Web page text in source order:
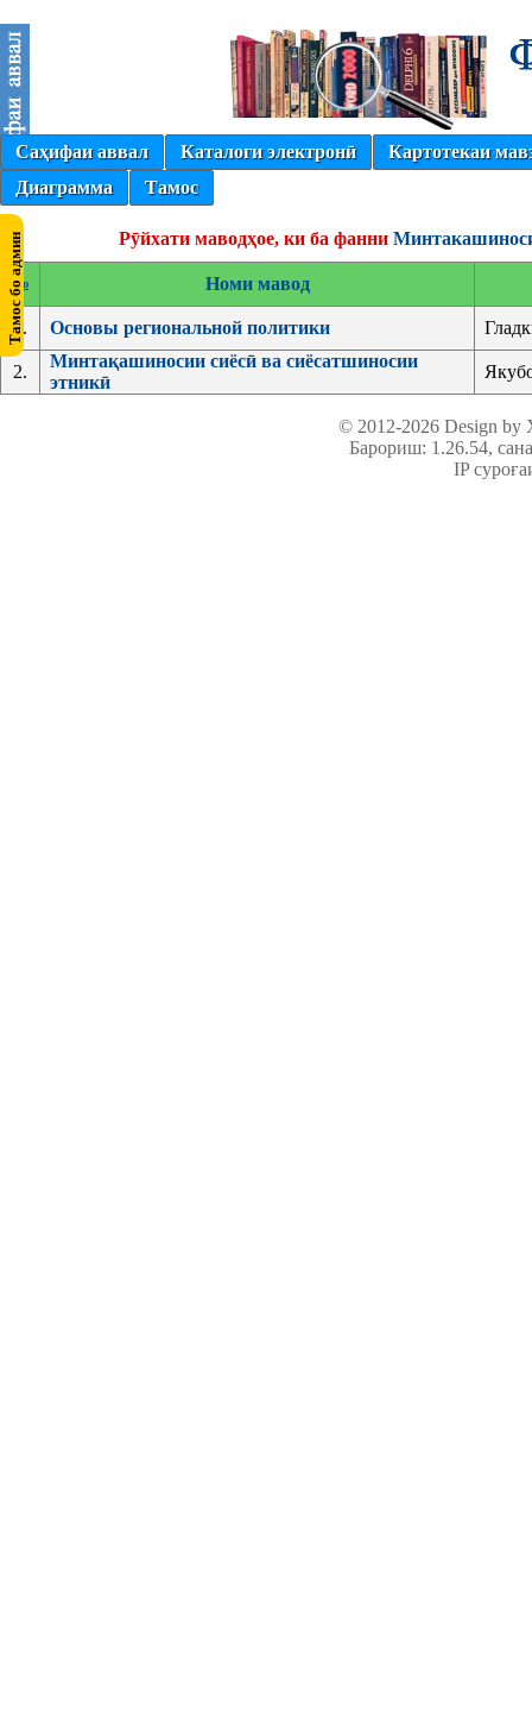
Саҳифаи аввал Каталоги электронӣ
Картотекаи
Диаграмма
Тамос
Рӯйхати маводҳое, ки ба фанни
№ Номи мавод
1. Основы региональной политики
2.
Минтақашиносии сиёсӣ ва сиёсатшиносии
этникӣ
© 2012-2026 Design
Барориш: 1.26.54,
IP